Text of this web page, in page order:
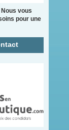
vous
pour une